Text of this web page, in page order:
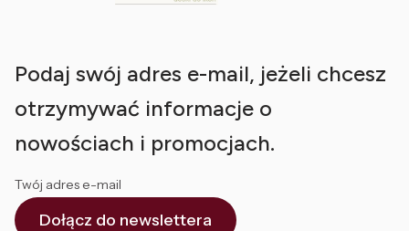
Podaj swój adres e-mail, jeżeli chcesz
otrzymywać informacje o
nowościach i promocjach.
Twój adres e-mail
Dołącz do newslettera